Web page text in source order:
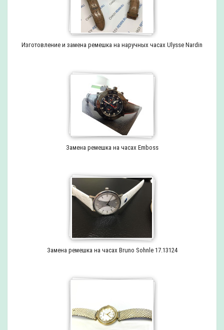
Изготовление и замена ремешка на наручных часах Ulysse Nardin
Замена ремешка на часах Emboss
Замена ремешка на часах Bruno Sohnle 17.13124